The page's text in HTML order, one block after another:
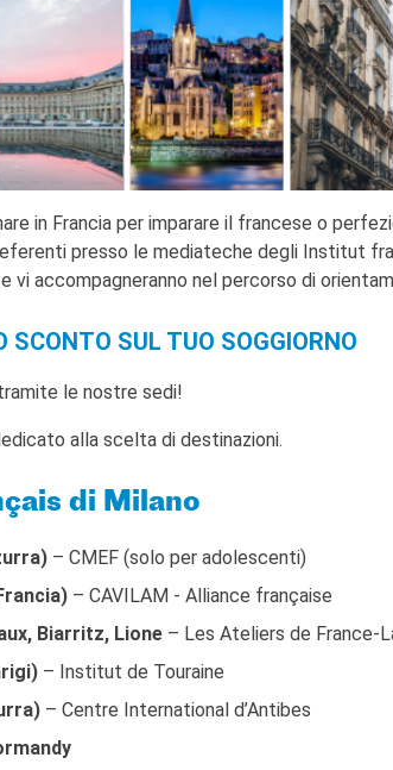
in Francia per imparare il francese o
presso le mediateche degli Institut
vi accompagneranno nel percorso di
SCONTO SUL TUO SOGGIORNO
le nostre sedi!
alla scelta di destinazioni.
di Milano
– CMEF (solo per adolescenti)
– CAVILAM - Alliance française
Biarritz, Lione – Les Ateliers de France-
– Institut de Touraine
– Centre International d’Antibes